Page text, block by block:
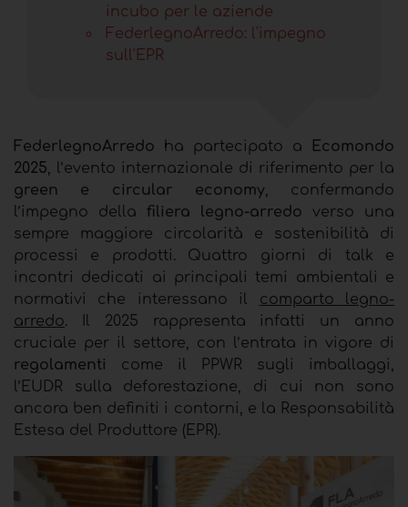
incubo per le aziende
FederlegnoArredo: l'impegno
sull'EPR
FederlegnoArredo ha partecipato a
Ecomondo
2025, l’evento internazionale di riferimento per la
green e circular economy, confermando
l’impegno della filiera legno-arredo verso una
sempre maggiore circolarità e sostenibilità di
processi e prodotti. Quattro giorni di talk e
incontri dedicati ai principali temi ambientali e
normativi che interessano il comparto legno-
arredo. Il 2025 rappresenta infatti un anno
cruciale per il settore, con l’entrata in vigore di
regolamenti
come il PPWR sugli imballaggi,
l’EUDR sulla deforestazione, di cui non sono
ancora ben definiti i contorni, e la Responsabilità
Estesa del Produttore (EPR).